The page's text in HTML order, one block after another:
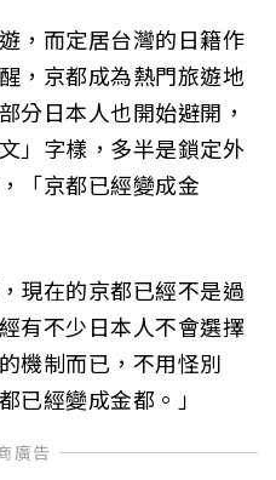
，而定居台灣的日籍作
，京都成為熱門旅遊地
分日本人也開始避開，
」字樣，多半是鎖定外
「京都已經變成金
現在的京都已經不是過
有不少日本人不會選擇
機制而已，不用怪別
已經變成金都。」